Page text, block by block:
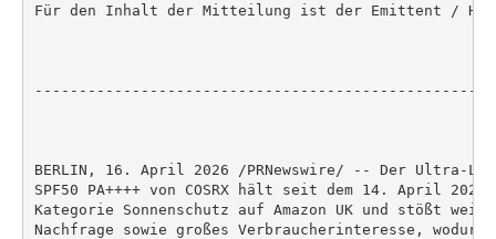
Für den Inhalt der Mitteilung ist der Emittent /
BERLIN, 16. April 2026 /PRNewswire/ -- Der Ultra-
SPF50 PA++++ von COSRX hält seit dem 14. April
Kategorie Sonnenschutz auf Amazon UK und stößt
Nachfrage sowie großes Verbraucherinteresse,